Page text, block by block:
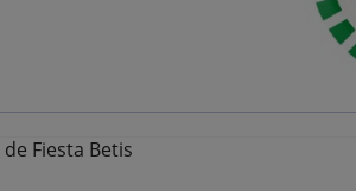
Fiesta Betis